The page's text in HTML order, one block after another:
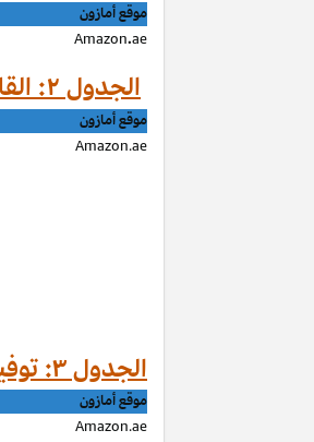
موقع أمازون
Amazon.ae
الجدول ۲: القانون الحاكم والنزاعات من قبل موقع أمازون
موقع أمازون
Amazon.ae
الجدول ۳: توفير الضرائب من قبل موقع أمازون
موقع أمازون
Amazon.ae